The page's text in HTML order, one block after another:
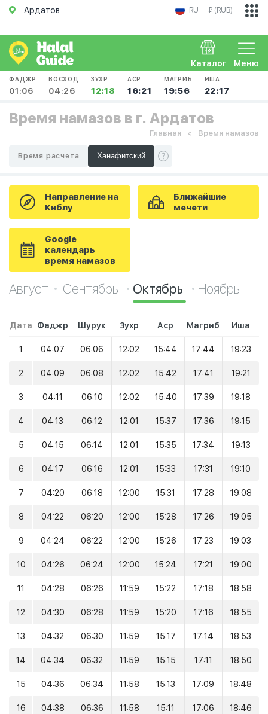
Ардатов RU ₽ (RUB)
Меню
Каталог
ФАДЖР
01:06
ВОСХОД
04:26
ЗУХР
12:18
АСР
16:21
МАГРИБ
19:56
ИША
22:17
Время намазов в г. Ардатов
Главная Время намазов
Время расчета
Направление на
Киблу
Ближайшие
мечети
Google
календарь
время намазов
Август Сентябрь Октябрь Ноябрь
Дата Фаджр Шурук Зухр Аср Магриб Иша
1 04:07 06:06 12:02 15:44 17:44 19:23
2 04:09 06:08 12:02 15:42 17:41 19:21
3 04:11 06:10 12:02 15:40 17:39 19:18
4 04:13 06:12 12:01 15:37 17:36 19:15
5 04:15 06:14 12:01 15:35 17:34 19:13
6 04:17 06:16 12:01 15:33 17:31 19:10
7 04:20 06:18 12:00 15:31 17:28 19:08
8 04:22 06:20 12:00 15:28 17:26 19:05
9 04:24 06:22 12:00 15:26 17:23 19:03
10 04:26 06:24 12:00 15:24 17:21 19:00
11 04:28 06:26 11:59 15:22 17:18 18:58
12 04:30 06:28 11:59 15:20 17:16 18:55
13 04:32 06:30 11:59 15:17 17:14 18:53
14 04:34 06:32 11:59 15:15 17:11 18:50
15 04:36 06:34 11:58 15:13 17:09 18:48
16 04:38 06:36 11:58 15:11 17:06 18:46